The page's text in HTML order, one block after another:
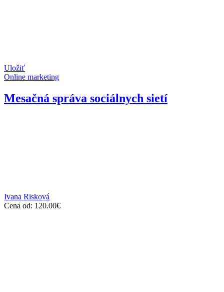
Uložiť
Online marketing
Mesačná správa sociálnych sietí
Ivana Risková
Cena od: 120.00€